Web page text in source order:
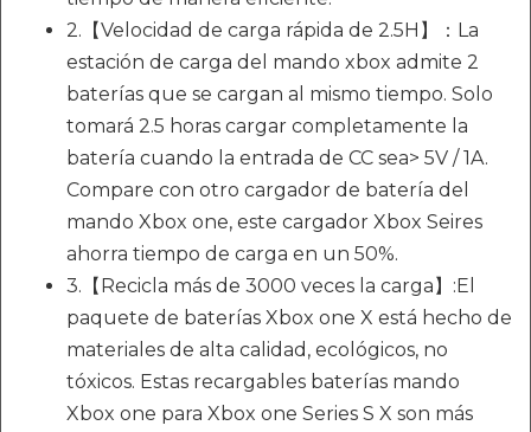
2.【Velocidad de carga rápida de 2.5H】：La
estación de carga del mando xbox admite 2
baterías que se cargan al mismo tiempo. Solo
tomará 2.5 horas cargar completamente la
batería cuando la entrada de CC sea> 5V / 1A.
Compare con otro cargador de batería del
mando Xbox one, este cargador Xbox Seires
ahorra tiempo de carga en un 50%.
3.【Recicla más de 3000 veces la carga】:El
paquete de baterías Xbox one X está hecho de
materiales de alta calidad, ecológicos, no
tóxicos. Estas recargables baterías mando
Xbox one para Xbox one Series S X son más